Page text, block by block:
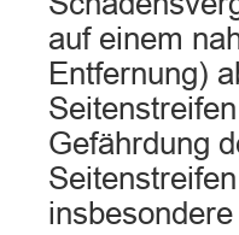
auf einem
Entfernung)
Gefährdung